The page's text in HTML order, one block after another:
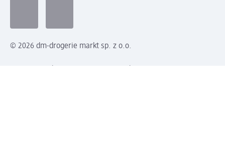
© 2026 dm-drogerie markt sp. z o.o.